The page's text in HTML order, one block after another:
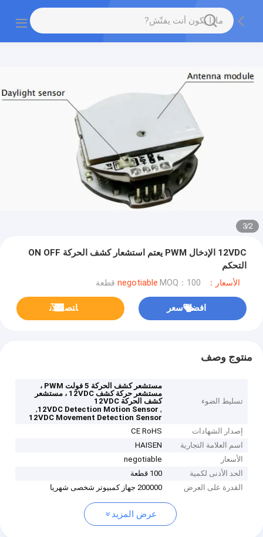
2
/
3
12VDC الإدخال PWM يعتم استشعار كشف الحركة ON OFF
التحكم
الأسعار：negotiable MOQ：100 قطعة
افضل سعر ﺎﺘﺼﻟ ﺍﻶﻧ
منتوج وصف
تسليط الضوء
مستشعر كشف الحركة 5 فولت PWM ،
مستشعر حركة كشف 12VDC ، مستشعر
كشف الحركة 12VDC
,
12VDC Detection Motion Sensor
,
12VDC Movement Detection Sensor
إصدار الشهادات
CE RoHS
اسم العلامة التجارية
HAISEN
الأسعار
negotiable
الحد الأدنى لكمية
100 قطعة
القدرة على العرض
200000 جهاز كمبيوتر شخصى شهريا
عرض المزيد